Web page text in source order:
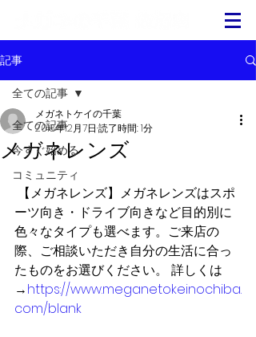
記事
全ての記事
今すぐ始める
コミュニティ
全ての記事
メガネレンズ
メガネトケイの千葉
2018年12月7日 読了時間: 1分
ーツ向き・ドライブ向きなど目的別に
色々なタイプも選べます。ご来店の
際、ご相談いただき自分の生活に合っ
たものをお選びください。 詳しくは
→https://www.meganetokeinochiba.
com/blank